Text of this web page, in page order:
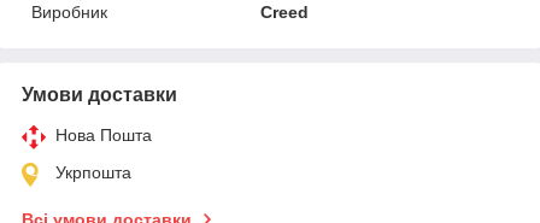
Виробник
Creed
Умови доставки
Нова Пошта
Укрпошта
Всі умови доставки